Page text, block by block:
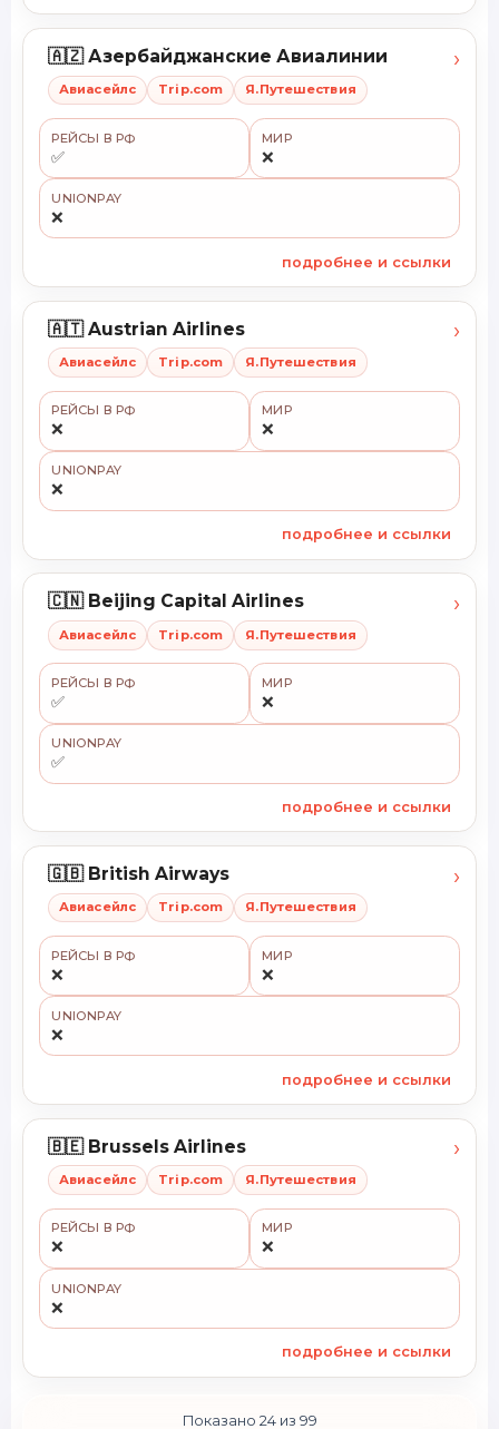
🇦🇿 Азербайджанские Авиалинии
Авиасейлс Trip.com Я.Путешествия
›
РЕЙСЫ В РФ
✅
МИР
❌
UNIONPAY
❌
подробнее и ссылки
🇦🇹 Austrian Airlines
Авиасейлс Trip.com Я.Путешествия
›
РЕЙСЫ В РФ
❌
МИР
❌
UNIONPAY
❌
подробнее и ссылки
🇨🇳 Beijing Capital Airlines
Авиасейлс Trip.com Я.Путешествия
›
РЕЙСЫ В РФ
✅
МИР
❌
UNIONPAY
✅
подробнее и ссылки
🇬🇧 British Airways
Авиасейлс Trip.com Я.Путешествия
›
РЕЙСЫ В РФ
❌
МИР
❌
UNIONPAY
❌
подробнее и ссылки
🇧🇪 Brussels Airlines
Авиасейлс Trip.com Я.Путешествия
›
РЕЙСЫ В РФ
❌
МИР
❌
UNIONPAY
❌
подробнее и ссылки
Показано 24 из 99